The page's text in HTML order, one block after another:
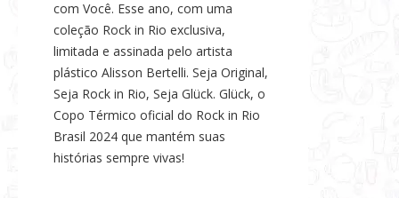
com Você. Esse ano, com uma
coleção Rock in Rio exclusiva,
limitada e assinada pelo artista
plástico Alisson Bertelli. Seja Original,
Seja Rock in Rio, Seja Glück. Glück, o
Copo Térmico oficial do Rock in Rio
Brasil 2024 que mantém suas
histórias sempre vivas!